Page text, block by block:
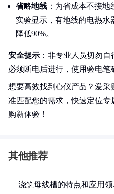
省略地线 ：为省成本不接地
实验显示，有地线的电热水
降低90%。
安全提示 ：非专业人员切勿
必须断电后进行，使用验电笔
想要高效找到心仪产品？爱
准匹配您的需求，快速定位
购新体验！
其他推荐
浇筑母线槽的特点和应用领